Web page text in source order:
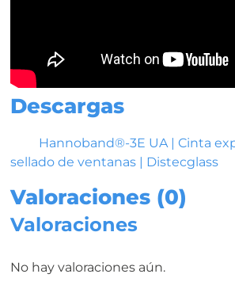
Descargas
Hannoband®-3E UA | Cinta
sellado de ventanas | Distecglass
Valoraciones (0)
Valoraciones
No hay valoraciones aún.